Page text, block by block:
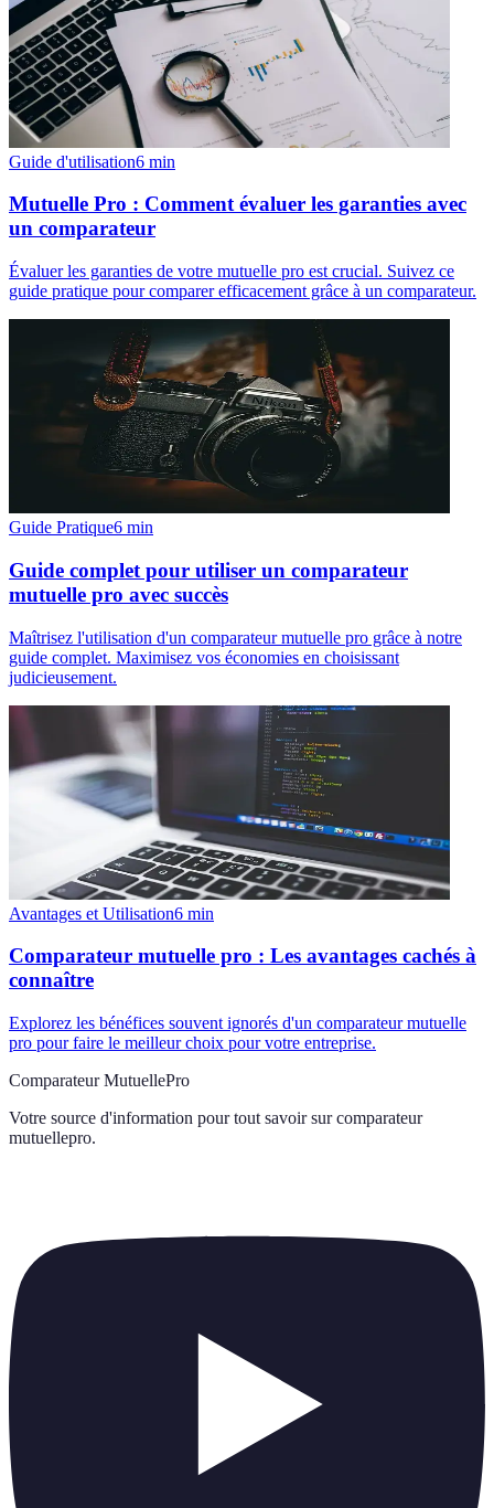
Guide d'utilisation6 min
Mutuelle Pro : Comment évaluer les garanties avec
un comparateur
Évaluer les garanties de votre mutuelle pro est crucial. Suivez ce
guide pratique pour comparer efficacement grâce à un comparateur.
Guide Pratique6 min
Guide complet pour utiliser un comparateur
mutuelle pro avec succès
Maîtrisez l'utilisation d'un comparateur mutuelle pro grâce à notre
guide complet. Maximisez vos économies en choisissant
judicieusement.
Avantages et Utilisation6 min
Comparateur mutuelle pro : Les avantages cachés à
connaître
Explorez les bénéfices souvent ignorés d'un comparateur mutuelle
pro pour faire le meilleur choix pour votre entreprise.
Comparateur MutuellePro
Votre source d'information pour tout savoir sur comparateur
mutuellepro.